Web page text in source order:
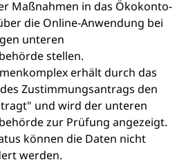
Maßnahmen in das Ökokonto-
die Online-Anwendung bei
unteren
stellen.
erhält durch das
Zustimmungsantrags den
und wird der unteren
zur Prüfung angezeigt.
können die Daten nicht
werden.